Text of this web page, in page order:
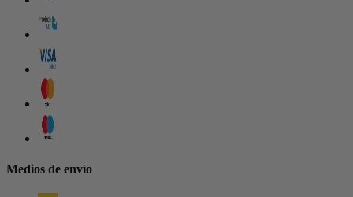
Medios de envío